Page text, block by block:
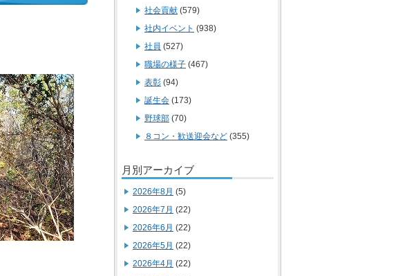
社会貢献 (579)
社内イベント (938)
社員 (527)
職場の様子 (467)
表彰 (94)
誕生会 (173)
野球部 (70)
８コン・歓送迎会など (355)
月別アーカイブ
2026年8月 (5)
2026年7月 (22)
2026年6月 (22)
2026年5月 (22)
2026年4月 (22)